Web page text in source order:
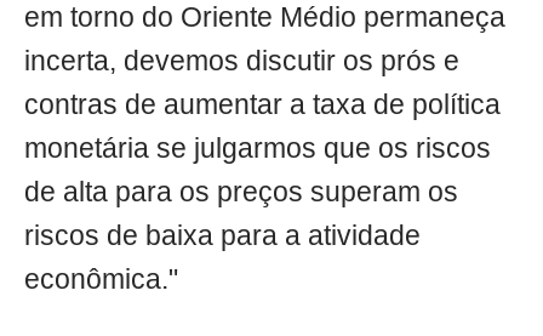
em torno do Oriente Médio permaneça
incerta, devemos discutir os prós e
contras de aumentar a taxa de política
monetária se julgarmos que os riscos
de alta para os preços superam os
riscos de baixa para a atividade
econômica."